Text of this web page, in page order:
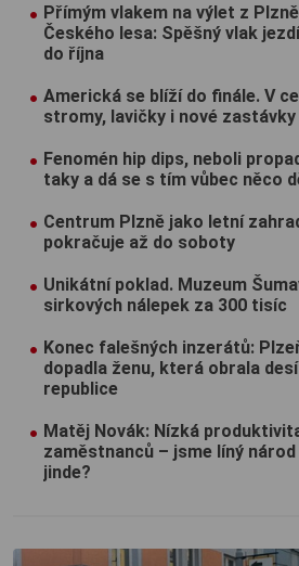
Přímým vlakem na výlet z
Českého lesa: Spěšný vlak
do října
Americká se blíží do finále. V
stromy, lavičky i nové zastávky
Fenomén hip dips, neboli
taky a dá se s tím vůbec něco
Centrum Plzně jako letní
pokračuje až do soboty
Unikátní poklad. Muzeum
sirkových nálepek za 300 tisíc
Konec falešných inzerátů:
dopadla ženu, která obrala
republice
Matěj Novák: Nízká
zaměstnanců – jsme líný
jinde?